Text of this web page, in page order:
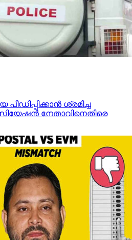
ശ്രമിച്ച
നേതാവിനെതിരെ